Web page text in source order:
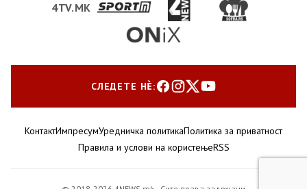
4TV.MK
СЛЕДЕТЕ НЀ:
КонтактИмпресумУредничка политикаПолитика за приватност
Правила и услови на користењеRSS